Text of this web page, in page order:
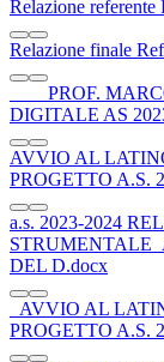
Relazione
Relazione finale
____PROF.
DIGITALE AS
AVVIO AL
PROGETTO A.S.
a.s. 2023-2024
DEL D.docx
_AVVIO AL
PROGETTO A.S.